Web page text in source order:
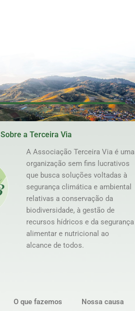
Sobre a Terceira Via
A Associação Terceira Via é uma
organização sem fins lucrativos
que busca soluções voltadas à
segurança climática e ambiental
relativas a conservação da
biodiversidade, à gestão de
recursos hídricos e da segurança
alimentar e nutricional ao
alcance de todos.
O que fazemos
Nossa causa